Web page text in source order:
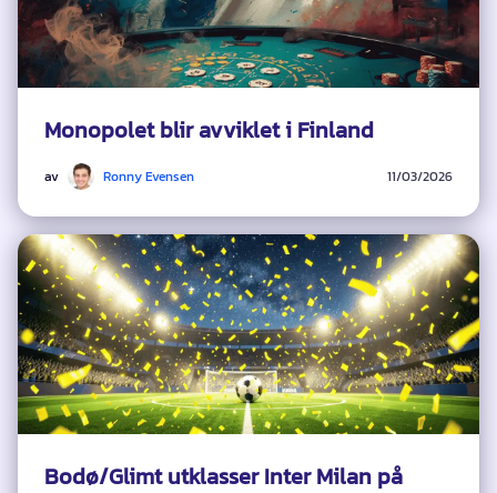
Monopolet blir avviklet i Finland
av Ronny Evensen 11/03/2026
Bodø/Glimt utklasser Inter Milan på